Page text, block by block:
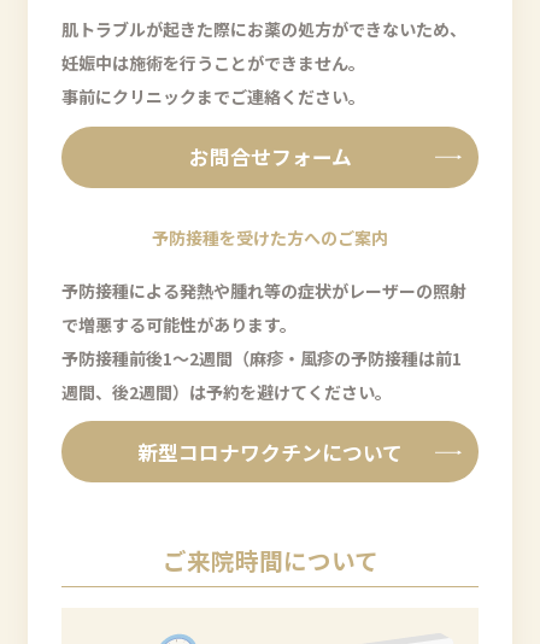
肌トラブルが起きた際にお薬の処方ができないため、
妊娠中は施術を行うことができません。
事前にクリニックまでご連絡ください。
お問合せフォーム
予防接種を受けた方へのご案内
予防接種による発熱や腫れ等の症状がレーザーの照射
で増悪する可能性があります。
予防接種前後1～2週間（麻疹・風疹の予防接種は前1
週間、後2週間）は予約を避けてください。
新型コロナワクチンについて
ご来院時間について